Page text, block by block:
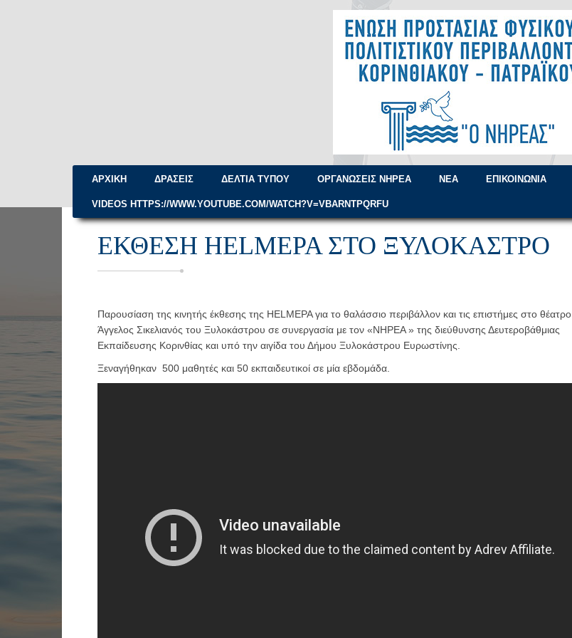
ΑΡΧΙΚΉ ΔΡΆΣΕΙΣ ΔΕΛΤΊΑ ΤΎΠΟΥ ΟΡΓΑΝΏΣΕΙΣ ΝΗΡΈΑ ΝΈΑ ΕΠΙΚΟΙΝΩΝΊΑ
VIDEOS HTTPS://WWW.YOUTUBE.COM/WATCH?V=VBARNTPQRFU
ΈΚΘΕΣΗ HELMEPA ΣΤΟ ΞΥΛΌΚΑΣΤΡΟ
Παρουσίαση της κινητής έκθεσης της HELMEPA για το θαλάσσιο περιβάλλον και τις επιστήμες στο θέατρο
Άγγελος Σικελιανός του Ξυλοκάστρου σε συνεργασία με τον «ΝΗΡΕΑ » της διεύθυνσης Δευτεροβάθμιας
Εκπαίδευσης Κορινθίας και υπό την αιγίδα του Δήμου Ξυλοκάστρου Ευρωστίνης.
Ξεναγήθηκαν 500 μαθητές και 50 εκπαιδευτικοί σε μία εβδομάδα.